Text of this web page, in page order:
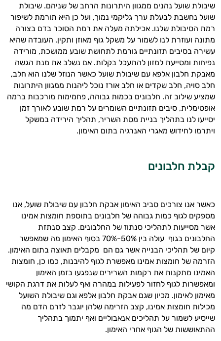
שיבולת שועל נהנים ממגוון היתרונות הרחב של שניהם. שיבולת
שועל נחשבת לבעלת ערך גליקמי נמוך, ועל כן היא תורמת לשיפור
רמת הסיבולת שלנו. אכילתה מעלה את רמת הסוכר בדם בצורה
מתונה ועוזרת לנו לשמור על משקל גוף מאוזן ותקין. העובדה שהיא
עשירה בסיבים תזונתיים גורמת לתחושת שובע ממושכת, מורידה
נפיחות ומסייעת למזון להתעכל בקלות. אם נשלב את מנת הגשה
מאבקת חלבון אלפא עם שיבולת שועל כאשר הנוזל שלנו הוא חלב,
חלב סויה, חלב שקדים או חלב אורז נוכל ליהנות ממגוון היתרונות
שמציע שילוב זה. חלבונים בכמות גבוהה, פחמימות מורכבות ברמה
אופטימלית, סיבים תזונתיים השומרים על רמת שובע לאורך זמן
יסייעו לנו בתהליך בניית מסת השריר, תהליך הירידה במשקל
ויתרמו לחידוש מאגרי האנרגיה בתום האימון.
קבלת חלבונים
כאשר אנו צורכים סביב האימון אבקת חלבון עם שיבולת שועל, אנו
מספקים לגוף כמות גבוהה של חלבונים בתוספת חומצות אמינו
אשר מסייעות לתהליכי סנתוז של החלבונים. קצב סנתזת
החלבונים בגוף עולה בין 50%-70% בסוף האימון מה שמאפשר
קיום של תהליכי הבנייה אשר גם הם מקבלים תאוצה בתום האימון.
הזרמה של חומצות אמינו מאפשרת לגוף להיבנות, כמו כן, חומצות
האמינו מתקנות את רקמות השרירים שנפגעו בזמן האימון
ומאפשרות לגוף לחזור לפעילות במהרה ואף לעלות את דרגת הקושי
מאימון לאימון. מכיון שגם אבקת חלבון אלפא וגם שיבולת השועל
מכילות חומצות אמינו, קצב הזרימה שלהן יוגבר לזרם הדם מה
שייסיע לשמור על תהליכים אנאבוליים ואף יתמוך בתהליך
ההתאוששות של הגוף אחרי האימון.
אני יועץ הבריאות האישי AI של טבע בריא.
ותזונת הספורט.
אני כאן כדי לעזור לך להתאים את תוספי
התזונה ומוצרי הבריאות המדויקים למטרות
ולמצב הגופני שלך, ולהסביר לך אילו רכיבים
עובדים יחד כדי למקסם תוצאות גם בחיי היום
יום וגם בתחום הכושר והספורט.
המטרה שלי היא להתאים עבורך המלצות
אישיות מבוססות מדעית.
זה הזמן להתחיל. איך אוכל לעזור?